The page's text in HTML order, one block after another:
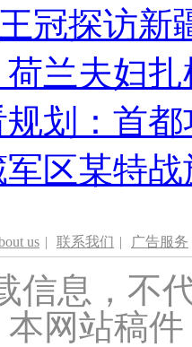
冠探访新
荷兰夫妇
划：首
区某特
us | 联系我们 | 广告服务
信息，不
本网站稿